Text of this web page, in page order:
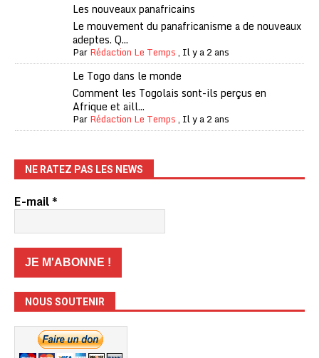
Les nouveaux panafricains
Le mouvement du panafricanisme a de nouveaux
adeptes. Q...
ParRédaction Le Temps, Il y a 2 ans
Le Togo dans le monde
Comment les Togolais sont-ils perçus en
Afrique et aill...
ParRédaction Le Temps, Il y a 2 ans
NE RATEZ PAS LES NEWS
E-mail*
NOUS SOUTENIR